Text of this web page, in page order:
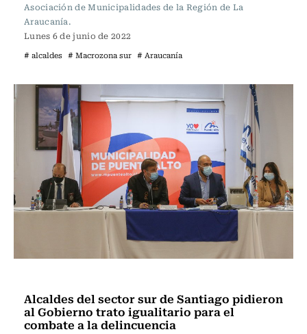
Asociación de Municipalidades de la Región de La
Araucanía.
Lunes 6 de junio de 2022
# alcaldes # Macrozona sur # Araucanía
Alcaldes del sector sur de Santiago pidieron
al Gobierno trato igualitario para el
combate a la delincuencia